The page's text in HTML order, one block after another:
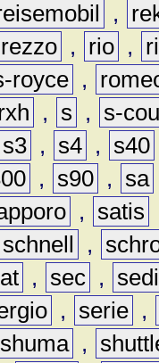
,
rezzo , rio ,
royce ,
, s ,
s-
s3 , s4 , s40
, s90 , sa
, satis
schnell ,
, sec ,
, serie ,
shuma ,